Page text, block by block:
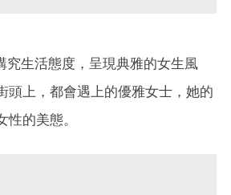
究生活態度，呈現典雅的女生風
頭上，都會遇上的優雅女士，她的
的美態。